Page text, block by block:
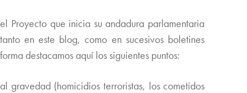
Proyecto que inicia su andadura parlamentaria
en este blog, como en sucesivos boletines
destacamos aquí los siguientes puntos:
gravedad (homicidios terroristas, los cometidos